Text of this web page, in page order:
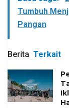
Tumbuh
Pangan
Berita Terkait